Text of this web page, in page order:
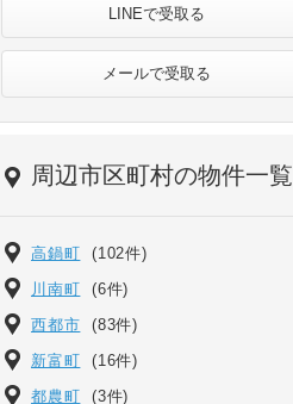
LINEで受取る
メールで受取る
周辺市区町村の物件一覧
高鍋町 (102件)
川南町 (6件)
西都市 (83件)
新富町 (16件)
都農町 (3件)